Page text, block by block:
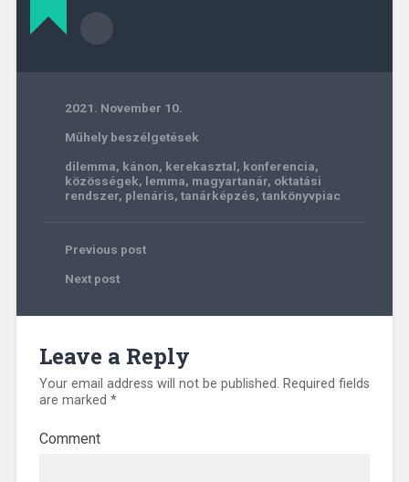
2021. November 10.
Műhely beszélgetések
dilemma, kánon, kerekasztal, konferencia,
közösségek, lemma, magyartanár, oktatási
rendszer, plenáris, tanárképzés, tankönyvpiac
Previous post
Next post
Leave a Reply
Your email address will not be published. Required fields
are marked *
Comment